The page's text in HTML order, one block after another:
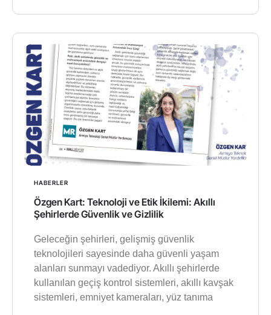
HABERLER
Özgen Kart: Teknoloji ve Etik İkilemi: Akıllı
Şehirlerde Güvenlik ve Gizlilik
Geleceğin şehirleri, gelişmiş güvenlik
teknolojileri sayesinde daha güvenli yaşam
alanları sunmayı vadediyor. Akıllı şehirlerde
kullanılan geçiş kontrol sistemleri, akıllı kavşak
sistemleri, emniyet kameraları, yüz tanıma